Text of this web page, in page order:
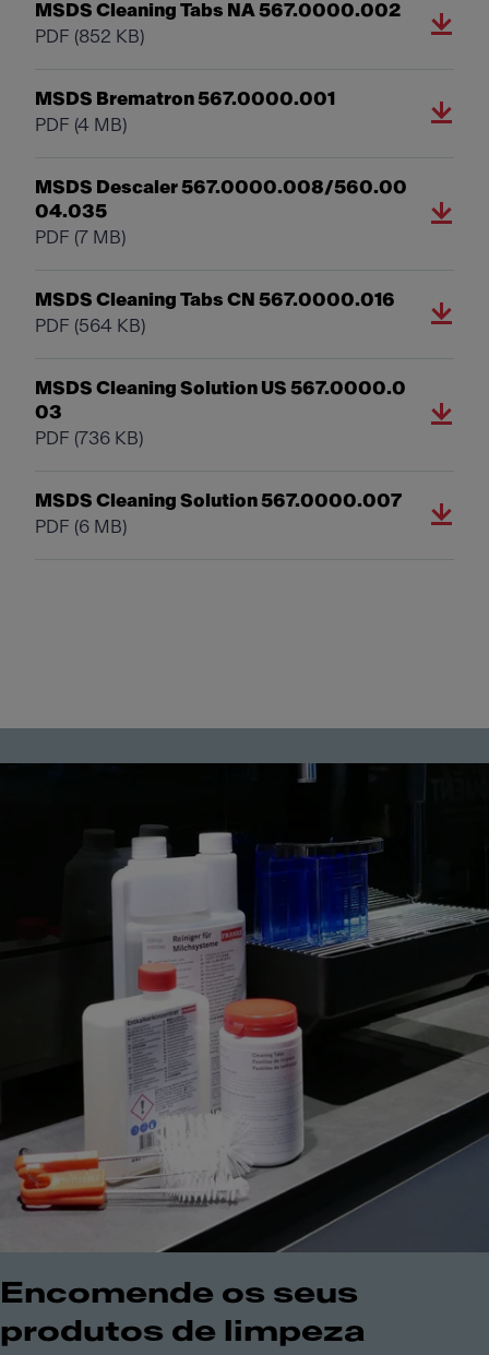
MSDS Cleaning Tabs NA 567.0000.002
PDF (852 KB)
MSDS Brematron 567.0000.001
PDF (4 MB)
MSDS Descaler 567.0000.008/560.00
04.035
PDF (7 MB)
MSDS Cleaning Tabs CN 567.0000.016
PDF (564 KB)
MSDS Cleaning Solution US 567.0000.0
03
PDF (736 KB)
MSDS Cleaning Solution 567.0000.007
PDF (6 MB)
Encomende os seus
produtos de limpeza